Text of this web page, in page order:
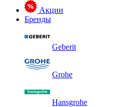
Акции
Бренды
Geberit
Grohe
Hansgrohe